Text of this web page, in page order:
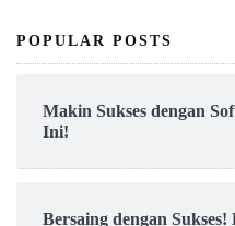
POPULAR POSTS
Makin Sukses dengan
Ini!
Bersaing dengan